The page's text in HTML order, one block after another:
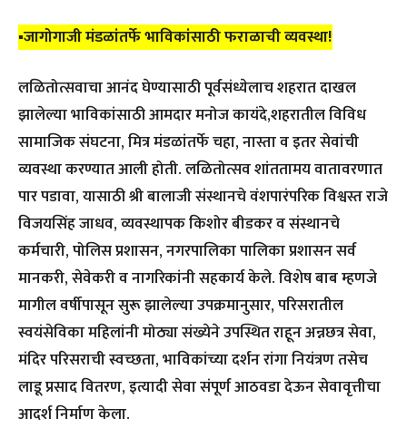
▪️जागोगाजी मंडळांतर्फे भाविकांसाठी फराळाची व्यवस्था!
लळितोत्सवाचा आनंद घेण्यासाठी पूर्वसंध्येलाच शहरात दाखल
झालेल्या भाविकांसाठी आमदार मनोज कायंदे,शहरातील विविध
सामाजिक संघटना, मित्र मंडळांतर्फे चहा, नास्ता व इतर सेवांची
व्यवस्था करण्यात आली होती. लळितोत्सव शांततामय वातावरणात
पार पडावा, यासाठी श्री बालाजी संस्थानचे वंशपारंपरिक विश्वस्त राजे
विजयसिंह जाधव, व्यवस्थापक किशोर बीडकर व संस्थानचे
कर्मचारी, पोलिस प्रशासन, नगरपालिका पालिका प्रशासन सर्व
मानकरी, सेवेकरी व नागरिकांनी सहकार्य केले. विशेष बाब म्हणजे
मागील वर्षीपासून सुरू झालेल्या उपक्रमानुसार, परिसरातील
स्वयंसेविका महिलांनी मोठ्या संख्येने उपस्थित राहून अन्नछत्र सेवा,
मंदिर परिसराची स्वच्छता, भाविकांच्या दर्शन रांगा नियंत्रण तसेच
लाडू प्रसाद वितरण, इत्यादी सेवा संपूर्ण आठवडा देऊन सेवावृत्तीचा
आदर्श निर्माण केला.